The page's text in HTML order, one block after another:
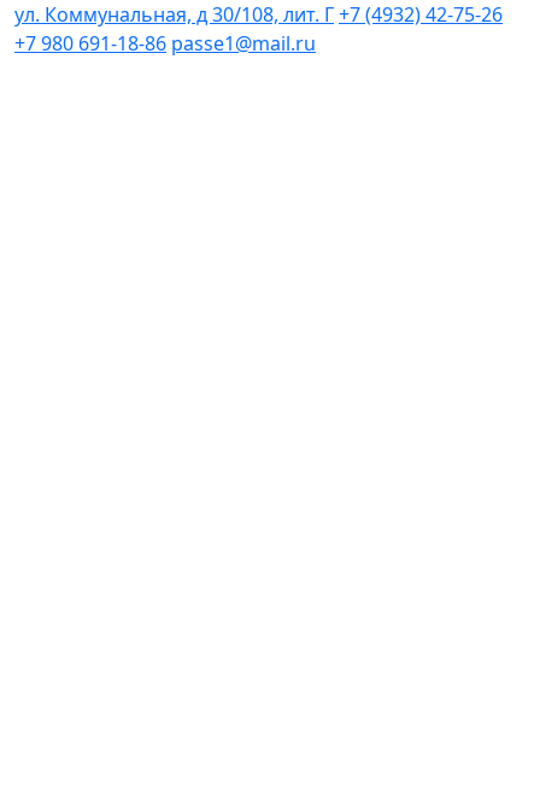
ул. Коммунальная, д 30/108, лит. Г+7 (4932) 42-75-26
+7 980 691-18-86 passe1@mail.ru